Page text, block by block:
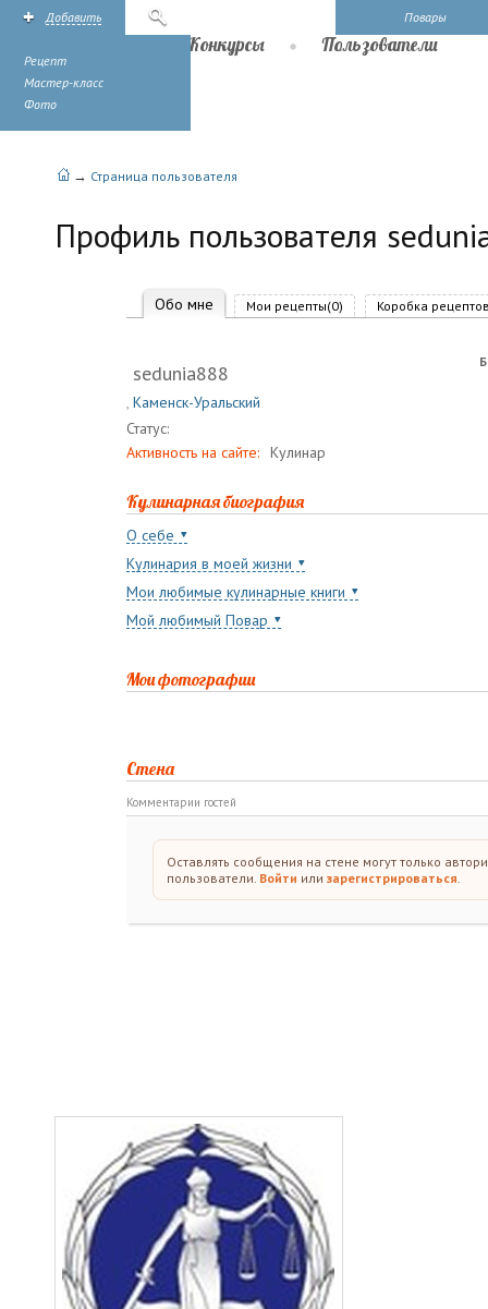
Повары
Добавить
Рецепт
Мастер-класс
Фото
Конкурсы Пользователи
→ Страница пользователя
Профиль пользователя
Обо мне Мои рецепты(0) Коробка
sedunia888
, Каменск-Уральский
Статус:
Активность на сайте: Кулинар
Кулинарная биография
О себе
Кулинария в моей жизни
Мои любимые кулинарные книги
Мой любимый Повар
Мои фотографии
Стена
Комментарии гостей
Оставлять сообщения на стене могут только
пользователи. Войти или зарегистрироваться.